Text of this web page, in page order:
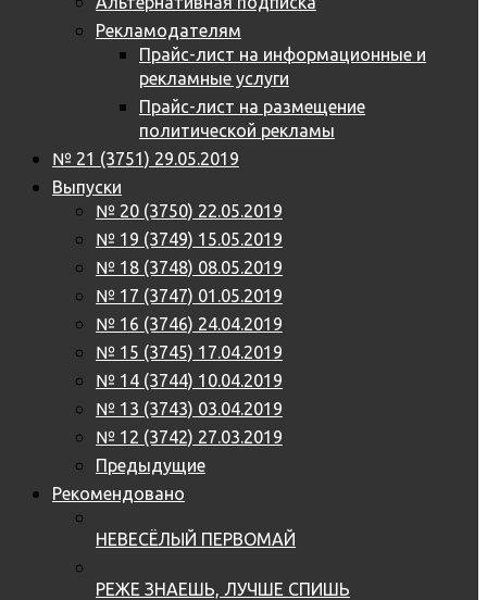
Рекламодателям
Прайс-лист на информационные и
рекламные услуги
Прайс-лист на размещение
политической рекламы
№ 21 (3751) 29.05.2019
Выпуски
№ 20 (3750) 22.05.2019
№ 19 (3749) 15.05.2019
№ 18 (3748) 08.05.2019
№ 17 (3747) 01.05.2019
№ 16 (3746) 24.04.2019
№ 15 (3745) 17.04.2019
№ 14 (3744) 10.04.2019
№ 13 (3743) 03.04.2019
№ 12 (3742) 27.03.2019
Предыдущие
Рекомендовано
НЕВЕСЁЛЫЙ ПЕРВОМАЙ
РЕЖЕ ЗНАЕШЬ, ЛУЧШЕ СПИШЬ